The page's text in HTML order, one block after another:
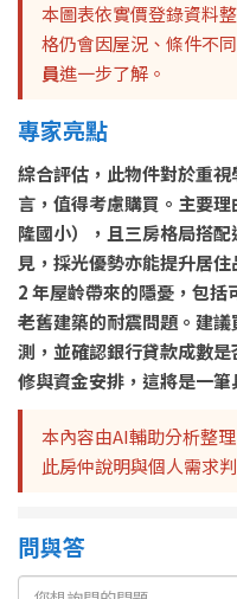
本圖表依實價登錄資料
格仍會因屋況、條件不
員進一步了解。
專家亮點
綜合評估，此物件對於重
言，值得考慮購買。主要
隆國小），且三房格局搭
見，採光優勢亦能提升居
2 年屋齡帶來的隱憂，包
老舊建築的耐震問題。建
測，並確認銀行貸款成數
修與資金安排，這將是一
本內容由AI輔助分析整
此房仲說明與個人需求判
問與答